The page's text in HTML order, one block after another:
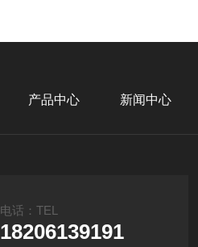
产品中心 新闻中心
电话：TEL
18206139191